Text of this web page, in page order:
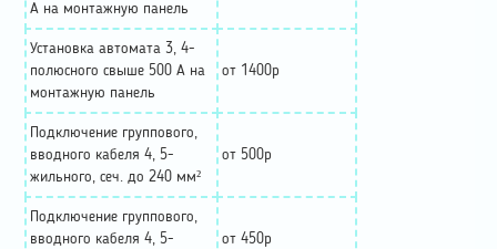
А на монтажную панель
Установка автомата 3, 4-
полюсного свыше 500 А на
монтажную панель
от 1400р
Подключение группового,
вводного кабеля 4, 5-
жильного, сеч. до 240 мм²
от 500р
Подключение группового,
вводного кабеля 4, 5-
от 450р